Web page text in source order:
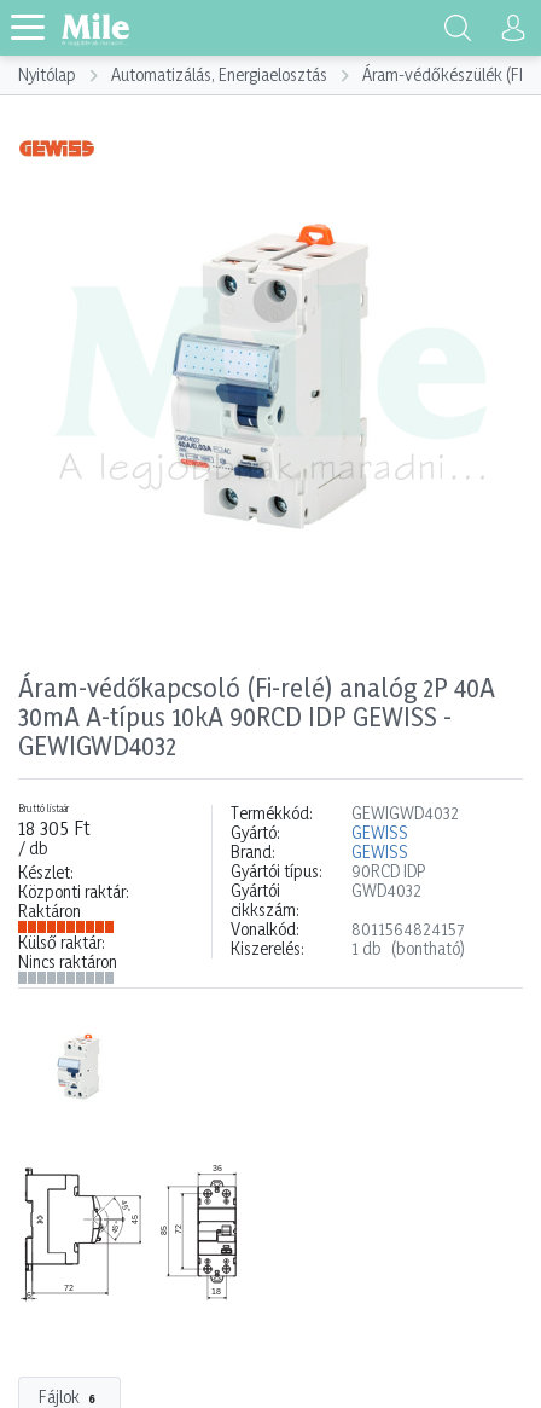
Nyitólap Automatizálás, Energiaelosztás Áram-védőkészülék (FI)
Áram-védőkapcsoló (Fi-relé) analóg 2P 40A
30mA A-típus 10kA 90RCD IDP GEWISS -
GEWIGWD4032
Bruttó listaár
18 305 Ft
/ db
Készlet:
Központi raktár:
Raktáron
Külső raktár:
Nincs raktáron
Termékkód:
GEWIGWD4032
Gyártó:
GEWISS
Brand:
GEWISS
Gyártói típus:
90RCD IDP
Gyártói
cikkszám:
GWD4032
Vonalkód:
8011564824157
Kiszerelés:
1 db (bontható)
Fájlok 6